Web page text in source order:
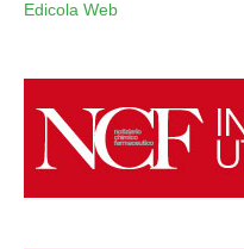
Edicola Web